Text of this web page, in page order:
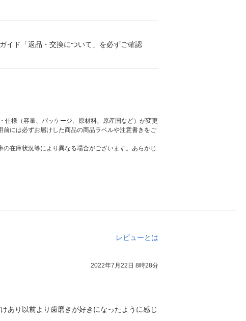
イド「返品・交換について」を必ずご確認
仕様（容量、パッケージ、原材料、原産国など）が変更
には必ずお届けした商品の商品ラベルや注意書きをご
在庫状況等により異なる場合がございます。あらかじ
レビューとは
2022年7月22日 8時28分
あり以前より歯磨きが好きになったように感じ